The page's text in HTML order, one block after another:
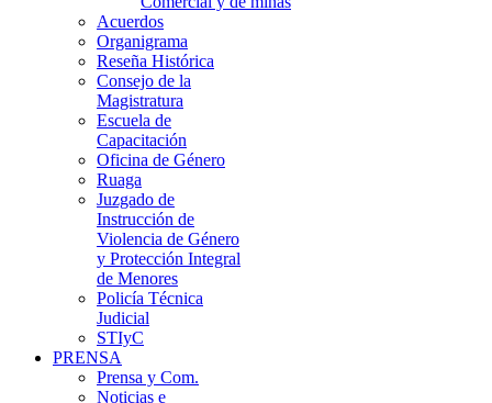
Acuerdos
Organigrama
Reseña Histórica
Consejo de la
Magistratura
Escuela de
Capacitación
Oficina de Género
Ruaga
Juzgado de
Instrucción de
Violencia de Género
y Protección Integral
de Menores
Policía Técnica
Judicial
STIyC
PRENSA
Prensa y Com.
Noticias e